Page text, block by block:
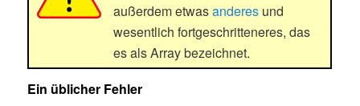
außerdem etwasanderes und
wesentlich fortgeschritteneres, das
es als Array bezeichnet.
Ein üblicher Fehler